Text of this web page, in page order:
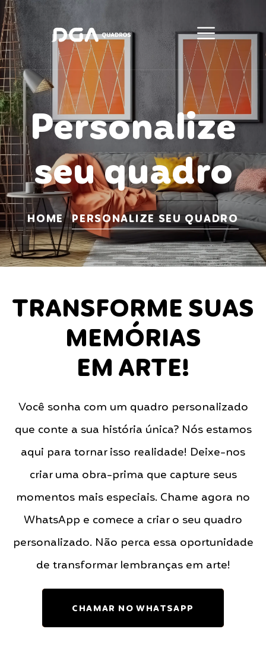
Personalize
seu quadro
HOME PERSONALIZE SEU QUADRO
TRANSFORME SUAS
MEMÓRIAS
EM ARTE!
Você sonha com um quadro personalizado
que conte a sua história única? Nós estamos
aqui para tornar isso realidade! Deixe-nos
criar uma obra-prima que capture seus
momentos mais especiais. Chame agora no
WhatsApp e comece a criar o seu quadro
personalizado. Não perca essa oportunidade
de transformar lembranças em arte!
CHAMAR NO WHATSAPP